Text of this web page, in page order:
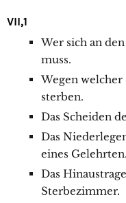
VII,1
Wer sich an
muss.
Wegen
sterben.
Das Scheiden
Das
eines Gelehrten.
Das
Sterbezimmer.